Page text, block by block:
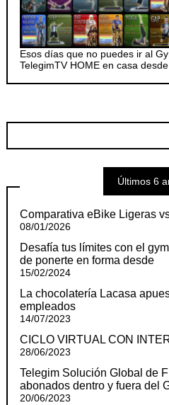
Esos días que no puedes ir al
TelegimTV HOME en casa
Últimos 6
Comparativa eBike Ligeras
08/01/2026
Desafía tus límites con el
de ponerte en forma desde
15/02/2024
La chocolatería Lacasa
empleados
14/07/2023
CICLO VIRTUAL CON
28/06/2023
Telegim Solución Global de
abonados dentro y fuera del
20/06/2023